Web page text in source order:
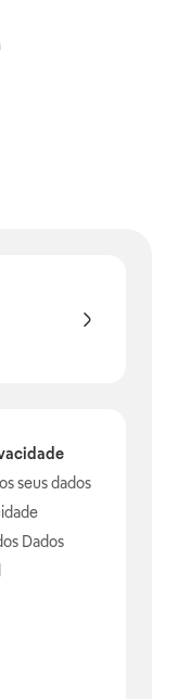
seus dados
Dados